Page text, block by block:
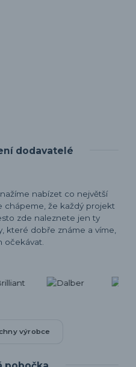
dodavatelé
nabízet co největší
chápeme, že každý projekt
zde naleznete jen ty
které dobře známe a víme,
očekávat.
výrobce